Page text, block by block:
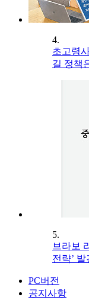
4.
초고령
길 정책
5.
브라보
전략’ 발
PC버전
공지사항